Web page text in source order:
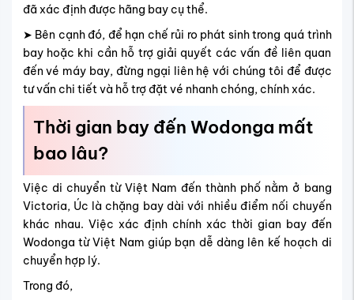
đã xác định được hãng bay cụ thể.
➤ Bên cạnh đó, để hạn chế rủi ro phát sinh trong quá trình
bay hoặc khi cần hỗ trợ giải quyết các vấn đề liên quan
đến vé máy bay, đừng ngại liên hệ với chúng tôi để được
tư vấn chi tiết và hỗ trợ đặt vé nhanh chóng, chính xác.
Thời gian bay đến Wodonga mất
bao lâu?
Việc di chuyển từ Việt Nam đến thành phố nằm ở bang
Victoria, Úc là chặng bay dài với nhiều điểm nối chuyến
khác nhau. Việc xác định chính xác thời gian bay đến
Wodonga từ Việt Nam giúp bạn dễ dàng lên kế hoạch di
chuyển hợp lý.
Trong đó,